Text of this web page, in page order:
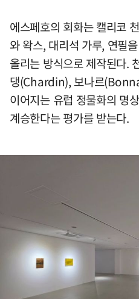
에스페호의 회화는 캘리코
와 왁스, 대리석 가루, 연필
올리는 방식으로 제작된다.
댕(Chardin), 보나르
이어지는 유럽 정물화의 명
계승한다는 평가를 받는다.